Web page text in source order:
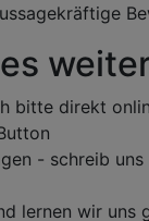
bitte direkt
- schreib
lernen wir uns